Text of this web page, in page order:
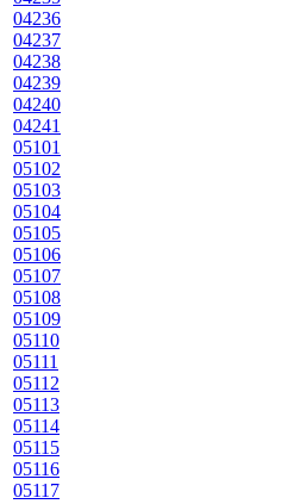
04236
04237
04238
04239
04240
04241
05101
05102
05103
05104
05105
05106
05107
05108
05109
05110
05111
05112
05113
05114
05115
05116
05117